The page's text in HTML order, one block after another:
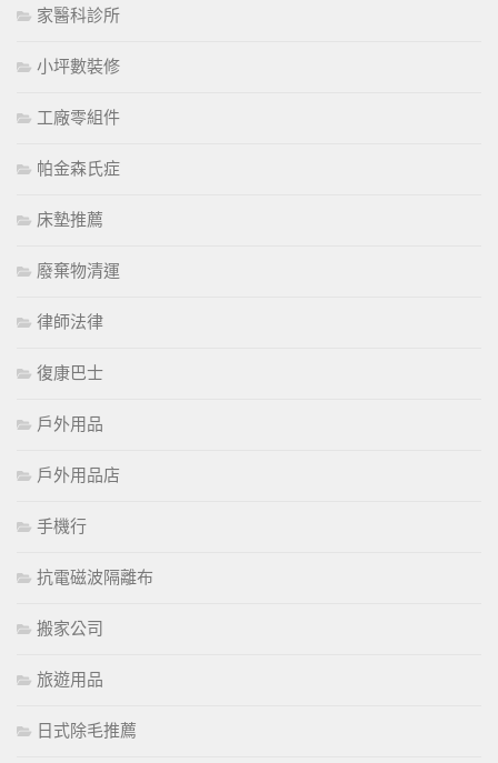
家醫科診所
小坪數裝修
工廠零組件
帕金森氏症
床墊推薦
廢棄物清運
律師法律
復康巴士
戶外用品
戶外用品店
手機行
抗電磁波隔離布
搬家公司
旅遊用品
日式除毛推薦